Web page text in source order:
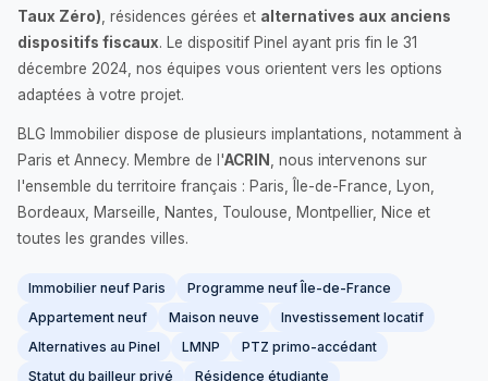
Taux Zéro) , résidences gérées et alternatives aux anciens
dispositifs fiscaux. Le dispositif Pinel ayant pris fin le 31
décembre 2024, nos équipes vous orientent vers les options
adaptées à votre projet.
BLG Immobilier dispose de plusieurs implantations, notamment à
Paris et Annecy. Membre de l'ACRIN
, nous intervenons sur
l'ensemble du territoire français : Paris, Île-de-France, Lyon,
Bordeaux, Marseille, Nantes, Toulouse, Montpellier, Nice et
toutes les grandes villes.
Immobilier neuf Paris
Programme neuf Île-de-France
Appartement neuf
Maison neuve
Investissement locatif
Alternatives au Pinel
LMNP
PTZ primo-accédant
Statut du bailleur privé
Résidence étudiante